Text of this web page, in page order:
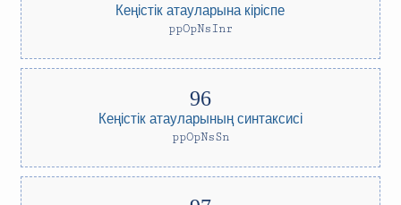
Кеңістік атауларына кіріспе
ppOpNsInr
Кеңістік атауларының синтаксисі
ppOpNsSn